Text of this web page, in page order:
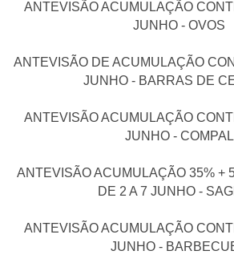
ANTEVISÃO ACUMULAÇÃO
JUNHO - OVOS
ANTEVISÃO DE ACUMULAÇÃO
JUNHO - BARRAS DE
ANTEVISÃO ACUMULAÇÃO
JUNHO - COMPAL
ANTEVISÃO ACUMULAÇÃO 35% +
DE 2 A 7 JUNHO -
ANTEVISÃO ACUMULAÇÃO
JUNHO -